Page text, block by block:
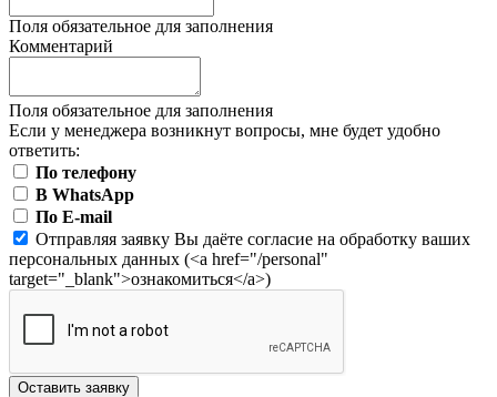
Поля обязательное для заполнения
Комментарий
Поля обязательное для заполнения
Если у менеджера возникнут вопросы, мне будет удобно
ответить:
По телефону
В WhatsApp
По E-mail
Отправляя заявку Вы даёте согласие на обработку ваших
персональных данных (<a href="/personal"
target="_blank">ознакомиться</a>)
Оставить заявку